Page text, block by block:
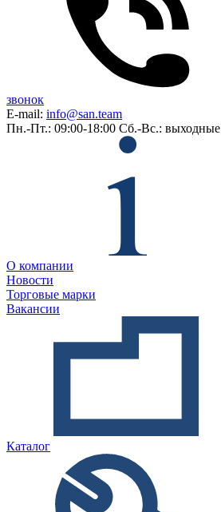
звонок
E-mail: info@san.team
Пн.-Пт.: 09:00-18:00 Сб.-Вс.: выходные
О компании
Новости
Торговые марки
Вакансии
Каталог